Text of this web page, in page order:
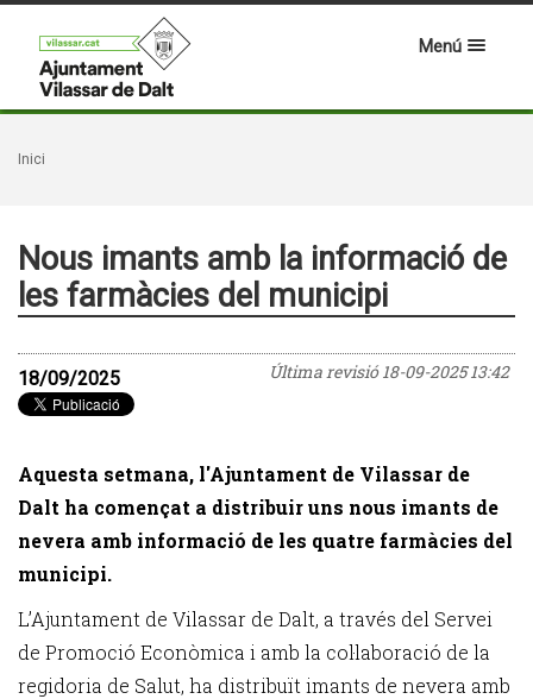
Menú
Inici
Nous imants amb la informació de
les farmàcies del municipi
Última revisió18-09-2025 13:42
18/09/2025
Aquesta setmana, l'Ajuntament de Vilassar de
Dalt ha començat a distribuir uns nous imants de
nevera amb informació de les quatre farmàcies del
municipi.
L’Ajuntament de Vilassar de Dalt, a través del Servei
de Promoció Econòmica i amb la col·laboració de la
regidoria de Salut, ha distribuït imants de nevera amb